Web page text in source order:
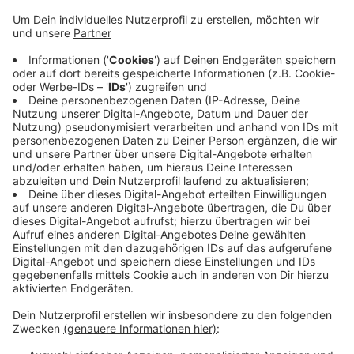
Veröffentlicht:Freitag, 14.01.2022 10:38
Anzeige
An den beiden Tagen im Februar würden jeweils sechs
Brautpaare getraut. Das entspreche auch der üblichen
Anzahl der standesamtlichen Trauungen im Rathaus,
so die Stadt weiter. Entgegen anderer Städte bietet
Leverkusen damit für die Schnapszahl-Tage keine
Extra-Hochzeitstermine an.
Anzeige